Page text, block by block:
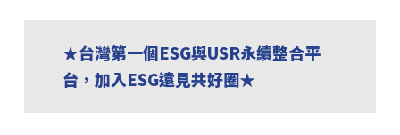
★台灣第一個ESG與USR永續整合平
台，加入ESG遠見共好圈★